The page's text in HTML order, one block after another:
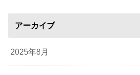
アーカイブ
2025年8月